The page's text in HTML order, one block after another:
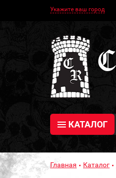
Укажите ваш город
КАТАЛОГ
Главная Каталог